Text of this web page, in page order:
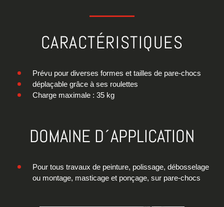
CARACTÉRISTIQUES
Prévu pour diverses formes et tailles de pare-chocs
déplaçable grâce à ses roulettes
Charge maximale : 35 kg
DOMAINE D´APPLICATION
Pour tous travaux de peinture, polissage, débosselage
ou montage, masticage et ponçage, sur pare-chocs